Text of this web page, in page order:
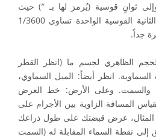
وإلى ثوانٍ قوسية (يُرمز لها بـ ″) حيث
تساوي 60″ دقيقة قوسية. الثانية القوسية الواحدة تساوي 1/3600
جداً.
الظاهري لجسم ما (انظر القطر
انظر أيضاً: الميل السماوي،
والسمت. وعلى الأرض: خط العرض
المسافة الزاوية بين الأجرام على
المثال، عرض قبضتك على طول ذراعك
ومن الأفق إلى نقطة السماء المقابلة له (السمت